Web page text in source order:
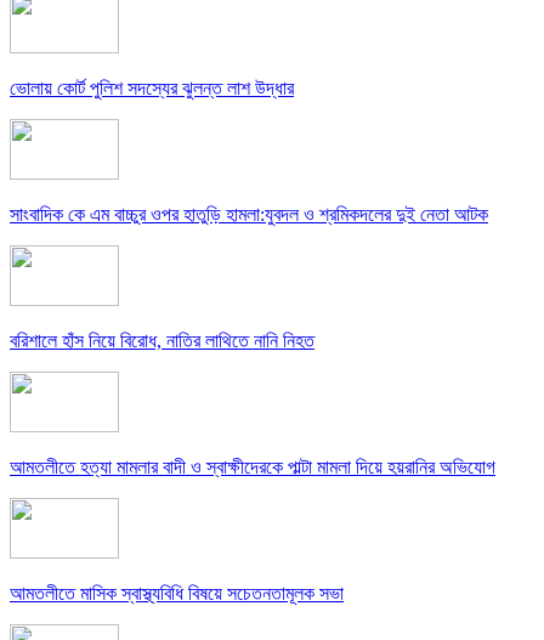
ভোলায় কোর্ট পুলিশ সদস্যের ঝুলন্ত লাশ উদ্ধার
সাংবাদিক কে এম বাচ্চুর ওপর হাতুড়ি হামলা:যুবদল ও শ্রমিকদলের দুই নেতা আটক
বরিশালে হাঁস নিয়ে বিরোধ, নাতির লাথিতে নানি নিহত
আমতলীতে হত্যা মামলার বাদী ও স্বাক্ষীদেরকে পাল্টা মামলা দিয়ে হয়রানির অভিযোগ
আমতলীতে মাসিক স্বাস্থ্যবিধি বিষয়ে সচেতনতামূলক সভা